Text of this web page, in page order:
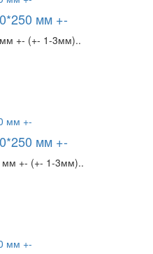
мм +-
+- (+- 1-3мм)..
мм +-
мм +- (+- 1-3мм)..